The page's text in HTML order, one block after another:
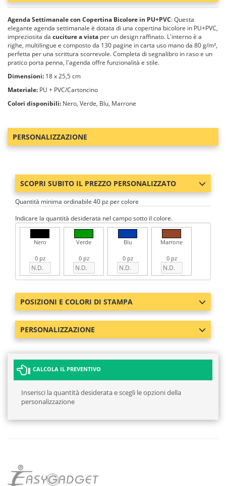
Agenda Settimanale con Copertina Bicolore in PU+PVC: Questa
elegante agenda settimanale è dotata di una copertina bicolore in PU+PVC,
impreziosita da cuciture a vista per un design raffinato. L'interno è a
righe, multilingue e composto da 130 pagine in carta uso mano da 80 g/m²,
perfetta per una scrittura scorrevole. Completa di segnalibro in raso e un
pratico porta penna, l'agenda offre funzionalità e stile.
Dimensioni: 18 x 25,5 cm
Materiale: PU + PVC/Cartoncino
Colori disponibili: Nero, Verde, Blu, Marrone
PERSONALIZZAZIONE
SCOPRI SUBITO IL PREZZO PERSONALIZZATO
Quantità minima ordinabile 40 pz per colore
Indicare la quantità desiderata nel campo sotto il colore.
Nero
0 pz
Verde
0 pz
Blu
0 pz
Marrone
0 pz
POSIZIONI E COLORI DI STAMPA
PERSONALIZZAZIONE
CALCOLA IL PREVENTIVO
Inserisci la quantità desiderata e scegli le opzioni della
personalizzazione